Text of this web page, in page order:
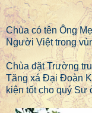
Chùa có tên Ông
Người Việt trong
Chùa đặt Trường
Tăng xá Đại Đoàn
kiện tốt cho quý Sư